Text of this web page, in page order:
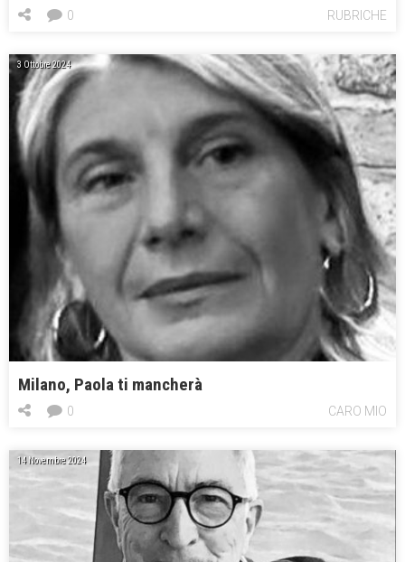
RUBRICHE
0
3 Ottobre 2024
Milano, Paola ti mancherà
CARO MIO
0
14 Novembre 2024